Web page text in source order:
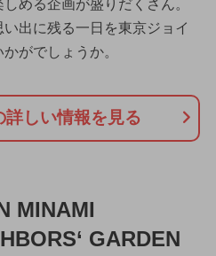
める企画が盛りだくさん。
出に残る一日を東京ジョイ
がでしょうか。
詳しい情報を見る
MINAMI
GARDEN